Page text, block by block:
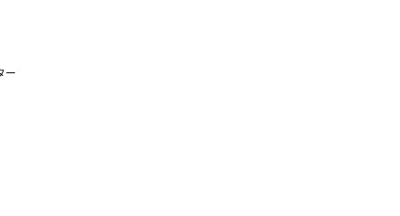
ー